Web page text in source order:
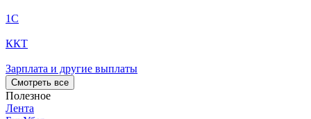
1С
ККТ
Зарплата и другие выплаты
Смотреть все
Полезное
Лента